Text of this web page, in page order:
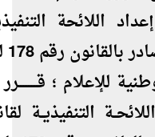
اللائحة
؛
التنفيذيــة